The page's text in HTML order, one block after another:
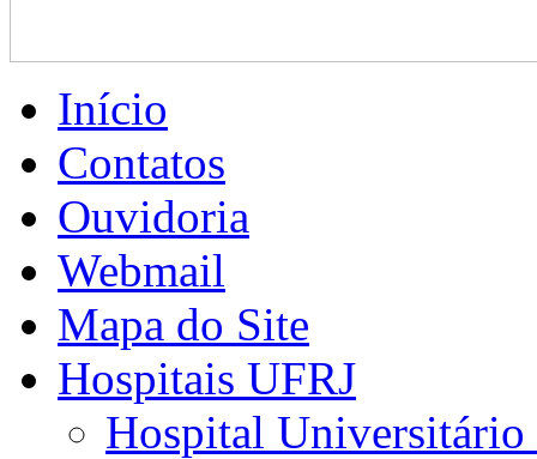
Início
Contatos
Ouvidoria
Webmail
Mapa do Site
Hospitais UFRJ
Hospital